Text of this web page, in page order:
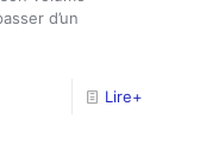
d’un
Lire+